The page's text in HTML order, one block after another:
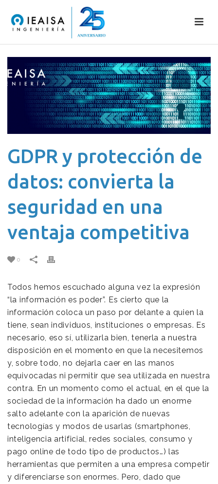
GDPR y protección de
datos: convierta la
seguridad en una
ventaja competitiva
0
Todos hemos escuchado alguna vez la expresión
“la información es poder”. Es cierto que la
información coloca un paso por delante a quien la
tiene, sean individuos, instituciones o empresas. Es
necesario, eso sí, utilizarla bien, tenerla a nuestra
disposición en el momento en que la necesitemos
y, sobre todo, no dejarla caer en las manos
equivocadas ni permitir que sea utilizada en nuestra
contra. En un momento como el actual, en el que la
sociedad de la información ha dado un enorme
salto adelante con la aparición de nuevas
tecnologías y modos de usarlas (smartphones,
inteligencia artificial, redes sociales, consumo y
pago online de todo tipo de productos…) las
herramientas que permiten a una empresa competir
y diferenciarse son enormes. Pero, dado que